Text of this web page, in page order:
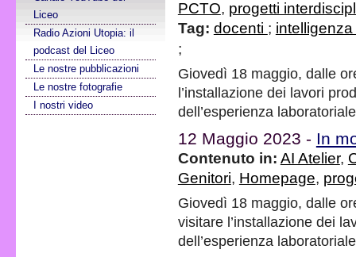
Liceo
Radio Azioni Utopia: il
podcast del Liceo
Le nostre pubblicazioni
Le nostre fotografie
I nostri video
PCTO, progetti
Tag: docenti ;
;
Giovedì 18 maggio, dalle
l’installazione dei lavori
dell’esperienza
12 Maggio 2023 - In
Contenuto in: AI Atelier,
Genitori, Homepage,
Giovedì 18 maggio, dalle
visitare l’installazione dei
dell’esperienza